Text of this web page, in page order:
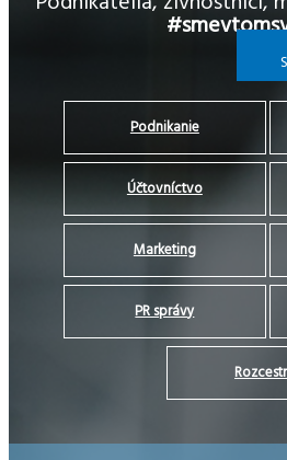
Podnikanie
Účtovníctvo
Marketing
PR správy